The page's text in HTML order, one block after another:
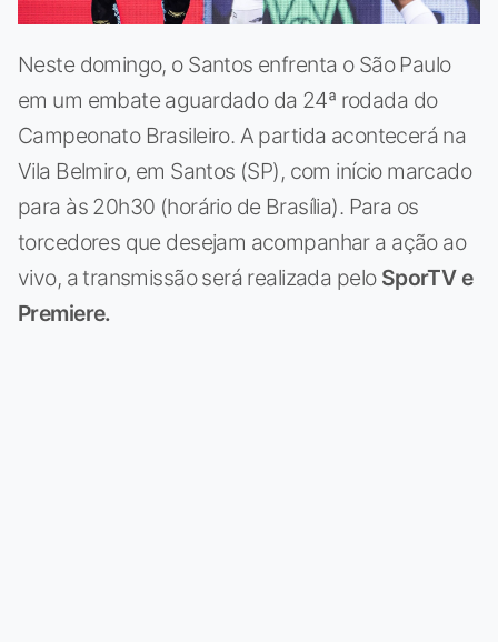
Neste domingo, o Santos enfrenta o São Paulo
em um embate aguardado da 24ª rodada do
Campeonato Brasileiro. A partida acontecerá na
Vila Belmiro, em Santos (SP), com início marcado
para às 20h30 (horário de Brasília). Para os
torcedores que desejam acompanhar a ação ao
vivo, a transmissão será realizada peloSporTV e
Premiere.